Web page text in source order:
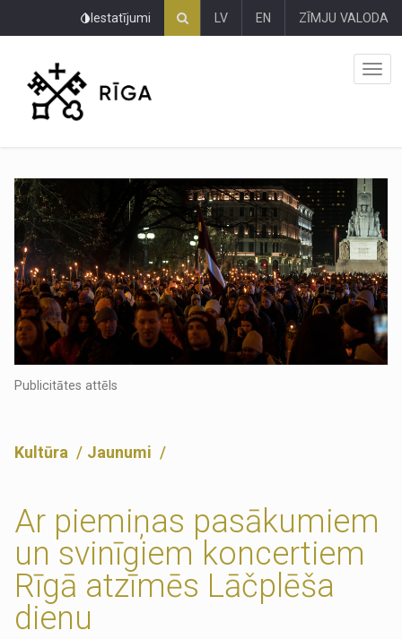
Iestatījumi LV EN ZĪMJU VALODA
Publicitātes attēls
Kultūra Jaunumi
Ar piemiņas pasākumiem
un svinīgiem koncertiem
Rīgā atzīmēs Lāčplēša
dienu